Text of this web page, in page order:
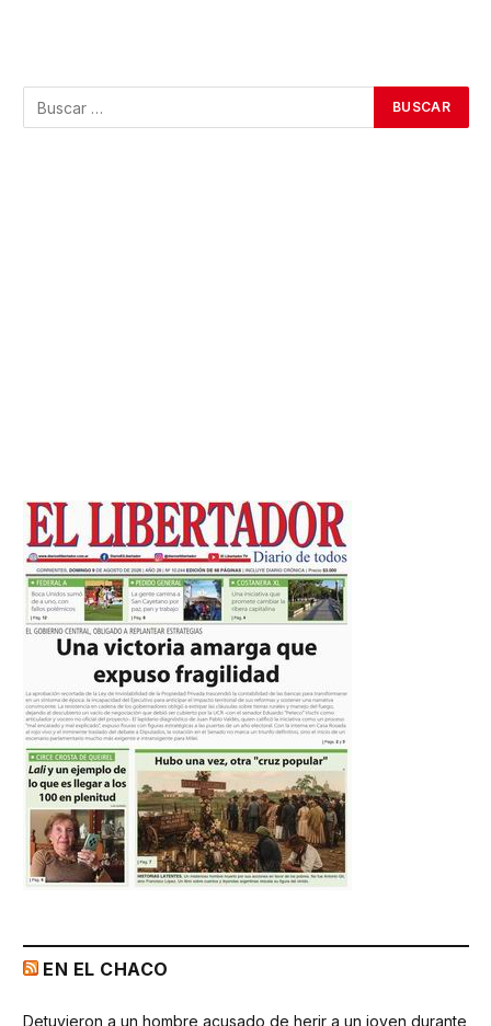
EN EL CHACO
Detuvieron a un hombre acusado de herir a un joven durante